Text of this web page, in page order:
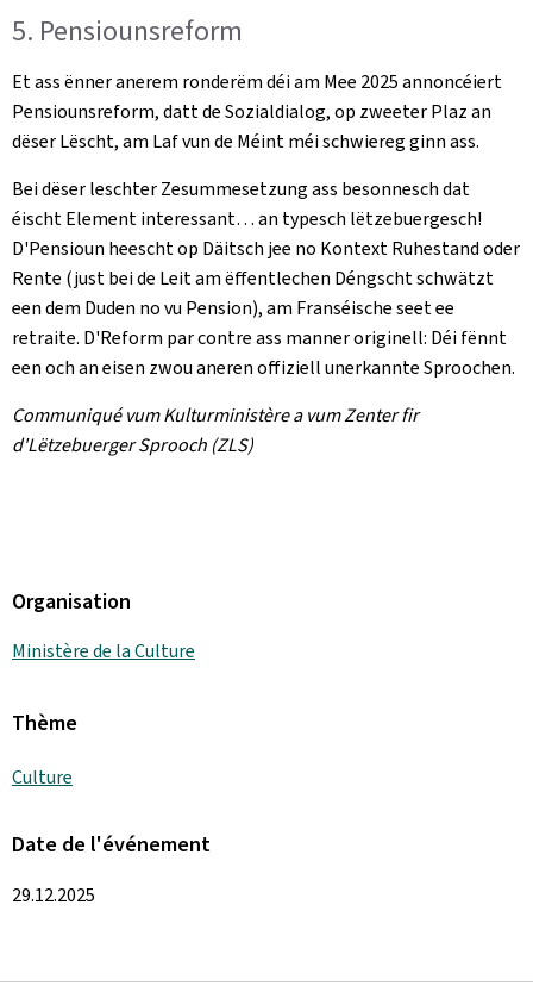
5. Pensiounsreform
Et ass ënner anerem ronderëm déi am Mee 2025 annoncéiert
Pensiounsreform, datt de Sozialdialog, op zweeter Plaz an
dëser Lëscht, am Laf vun de Méint méi schwiereg ginn ass.
Bei dëser leschter Zesummesetzung ass besonnesch dat
éischt Element interessant… an typesch lëtzebuergesch!
D'Pensioun heescht op Däitsch jee no KontextRuhestandoder
Rente (just bei de Leit am ëffentlechen Déngscht schwätzt
een dem Duden no vu Pension), am Franséische seet ee
retraite. D'Reform par contre ass manner originell: Déi fënnt
een och an eisen zwou aneren offiziell unerkannte Sproochen.
Communiqué vum Kulturministère a vum Zenter fir
d'Lëtzebuerger Sprooch (ZLS)
Organisation
Ministère de la Culture
Thème
Culture
Date de l'événement
29.12.2025